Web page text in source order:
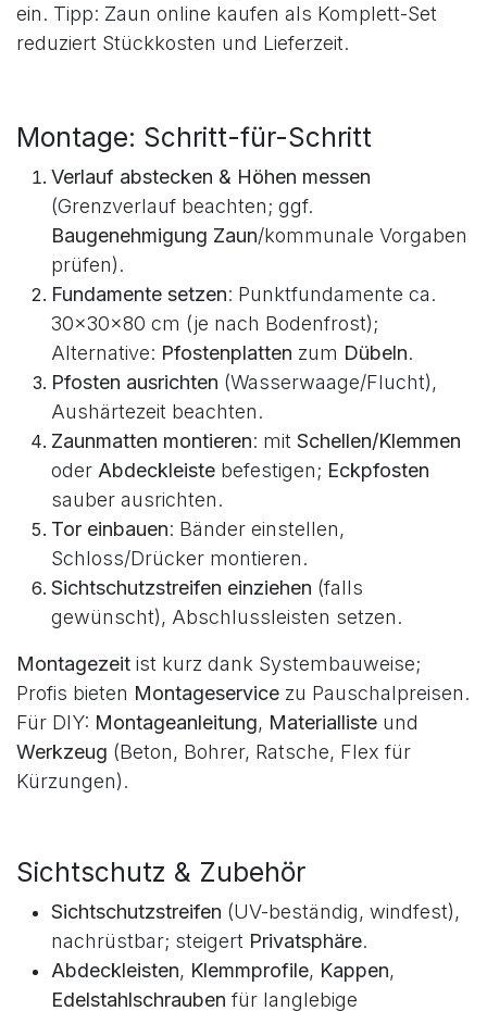
ein. Tipp: Zaun online kaufen als Komplett-Set
reduziert Stückkosten und Lieferzeit.
Montage: Schritt-für-Schritt
Verlauf abstecken & Höhen messen
(Grenzverlauf beachten; ggf.
Baugenehmigung Zaun/kommunale Vorgaben
prüfen).
Fundamente setzen: Punktfundamente ca.
30×30×80 cm (je nach Bodenfrost);
Alternative: Pfostenplatten zum Dübeln.
Pfosten ausrichten (Wasserwaage/Flucht),
Aushärtezeit beachten.
Zaunmatten montieren: mit Schellen/Klemmen
oder Abdeckleiste befestigen; Eckpfosten
sauber ausrichten.
Tor einbauen: Bänder einstellen,
Schloss/Drücker montieren.
Sichtschutzstreifen einziehen (falls
gewünscht), Abschlussleisten setzen.
Montagezeit ist kurz dank Systembauweise;
Profis bieten Montageservice zu Pauschalpreisen.
Für DIY: Montageanleitung, Materialliste und
Werkzeug (Beton, Bohrer, Ratsche, Flex für
Kürzungen).
Sichtschutz & Zubehör
Sichtschutzstreifen (UV-beständig, windfest),
nachrüstbar; steigert Privatsphäre.
Abdeckleisten, Klemmprofile, Kappen,
Edelstahlschrauben für langlebige